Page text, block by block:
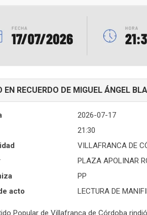
EN RECUERDO DE MIGUEL ÁNGEL
2026-07-17
21:30
VILLAFRANCA DE
PLAZA APOLINAR
PP
acto
LECTURA DE
Popular de Villafranca de Córdoba